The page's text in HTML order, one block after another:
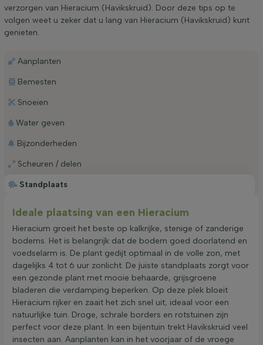
verzorgen van Hieracium (Havikskruid). Door deze tips op te
volgen weet u zeker dat u lang van Hieracium (Havikskruid) kunt
genieten.
Standplaats
Aanplanten
Bemesten
Snoeien
Water geven
Bijzonderheden
Scheuren / delen
Ideale plaatsing van een Hieracium
Hieracium groeit het beste op kalkrijke, stenige of zanderige
bodems. Het is belangrijk dat de bodem goed doorlatend en
voedselarm is. De plant gedijt optimaal in de volle zon, met
dagelijks 4 tot 6 uur zonlicht. De juiste standplaats zorgt voor
een gezonde plant met mooie behaarde, grijsgroene
bladeren die verdamping beperken. Op deze plek bloeit
Hieracium rijker en zaait het zich snel uit, ideaal voor een
natuurlijke tuin. Droge, schrale borders en rotstuinen zijn
perfect voor deze plant. In een bijentuin trekt Havikskruid veel
insecten aan. Aanplanten kan in het voorjaar of de vroege